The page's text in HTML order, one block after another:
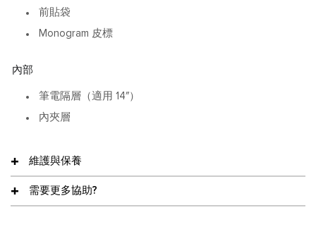
前貼袋
Monogram 皮標
內部
筆電隔層（適用 14″）
內夾層
維護與保養
需要更多協助?